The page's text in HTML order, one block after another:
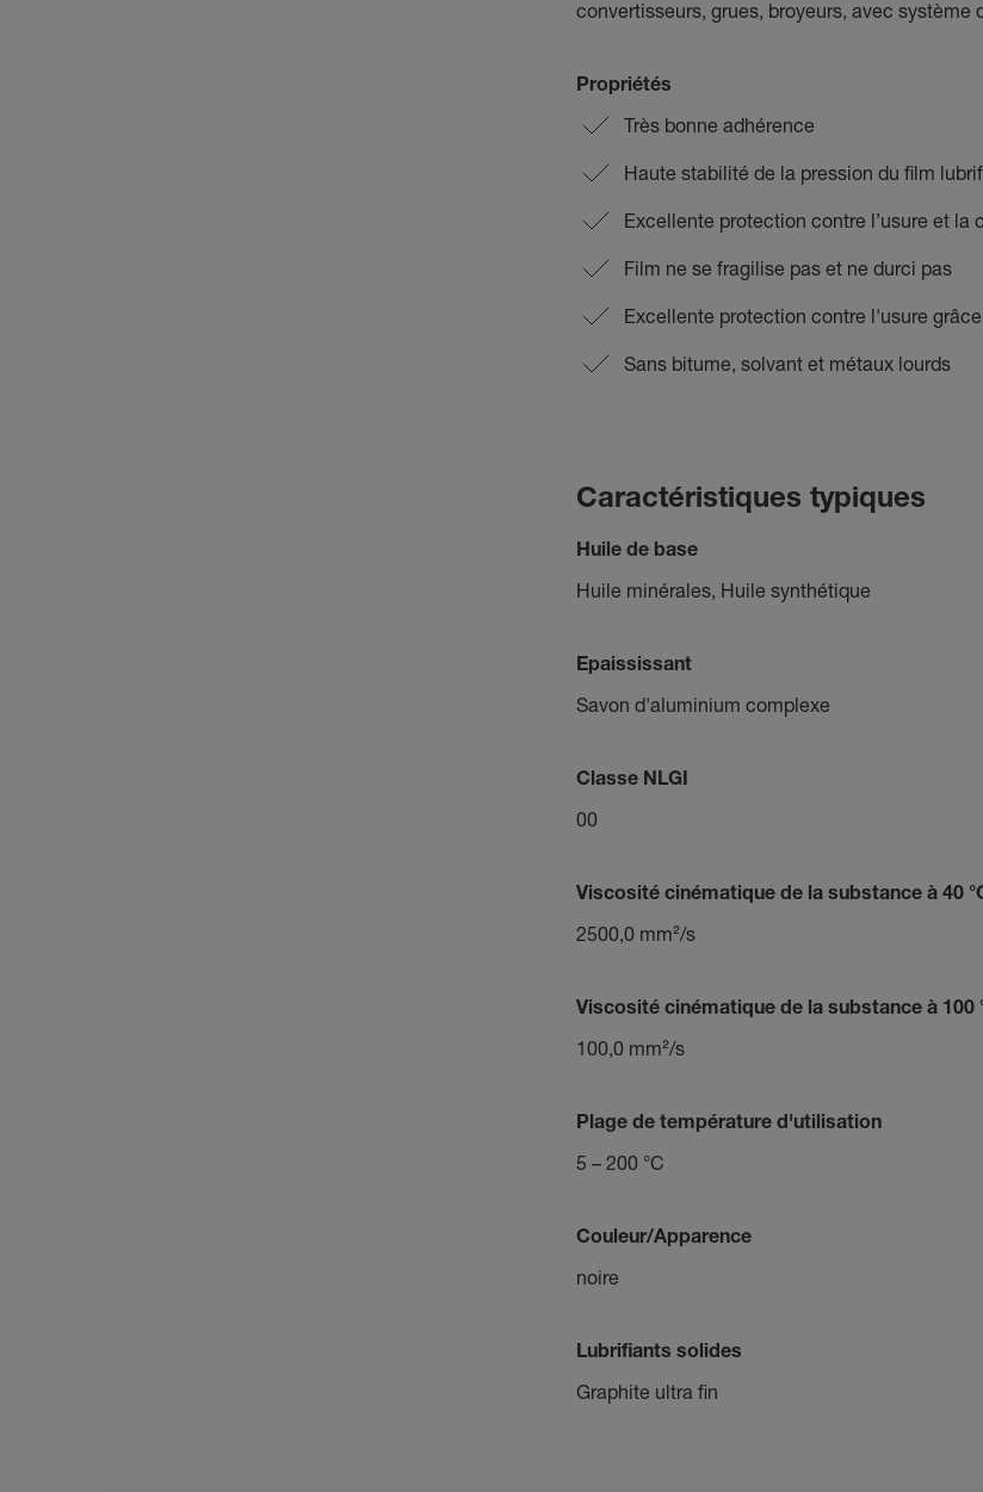
convertisseurs, grues, broyeurs, avec
Propriétés
Très bonne adhérence
Haute stabilité de la pression du film
Excellente protection contre l’usure et la
Film ne se fragilise pas et ne durci pas
Excellente protection contre l'usure
Sans bitume, solvant et métaux lourds
Caractéristiques typiques
Huile de base
Huile minérales, Huile synthétique
Epaississant
Savon d'aluminium complexe
Classe NLGI
00
Viscosité cinématique de la substance à 40
2500,0 mm²/s
Viscosité cinématique de la substance à 100
100,0 mm²/s
Plage de température d'utilisation
5 – 200 °C
Couleur/Apparence
noire
Lubrifiants solides
Graphite ultra fin